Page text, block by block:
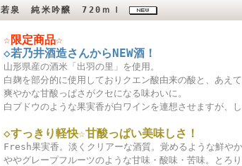
若泉 純米吟醸 720ｍｌ
☆限定商品☆
◇若乃井酒造さんからNEW酒！
山形県産の酒米「出羽の里」を使用。
白麹を部分的に使用しておりクエン酸由来の酸と、あえ
爽やかな甘酸っぱさがクセになる味わいに。
白ブドウのような果実香が白ワインを連想させますが、
◇すっきり軽快☆甘酸っぱい美味しさ！
Fresh果実香。淡くクリアーな酒質。覚めるような鮮やか
ややグレープフルーツのような甘味・酸味・苦味。とろ